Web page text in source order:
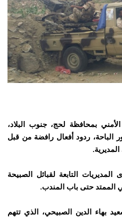
بمحافظة لحج، جنوب البلاد،
الباحة، ردود أفعال رافضة من قبل
التابعة لقبائل الصبيحة
الممتد حتى باب المندب.
بهاء الدين الصبيحي، الذي تتهم